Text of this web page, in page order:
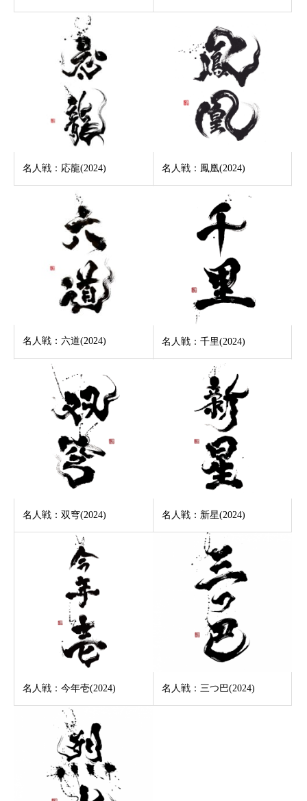
名人戦：応龍(2024) 名人戦：鳳凰(2024)
名人戦：六道(2024) 名人戦：千里(2024)
名人戦：双穹(2024) 名人戦：新星(2024)
名人戦：今年壱(2024) 名人戦：三つ巴(2024)